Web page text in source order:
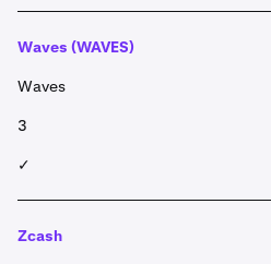
Waves (WAVES)
Waves
3
✓
Zcash